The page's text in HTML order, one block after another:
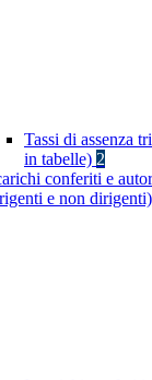
Tassi di assenza
in tabelle) 2
conferiti e
e non dirigenti)